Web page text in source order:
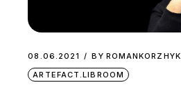
08.06.2021 BY ROMANKORZHYK
ARTEFACT.LIBROOM